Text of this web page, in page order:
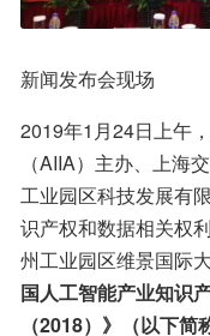
新闻发布会现场
2019年1月24日上午
（AIIA）主办、上海
工业园区科技发展有
识产权和数据相关权
州工业园区维景国际
国人工智能产业知识
（2018）》（以下简